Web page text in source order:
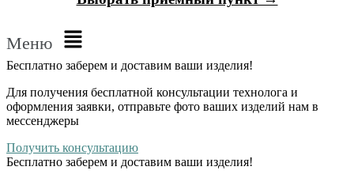
Меню
Бесплатно заберем и доставим ваши изделия!
Для получения бесплатной консультации технолога и
оформления заявки, отправьте фото ваших изделий нам в
мессенджеры
Получить консультацию
Бесплатно заберем и доставим ваши изделия!